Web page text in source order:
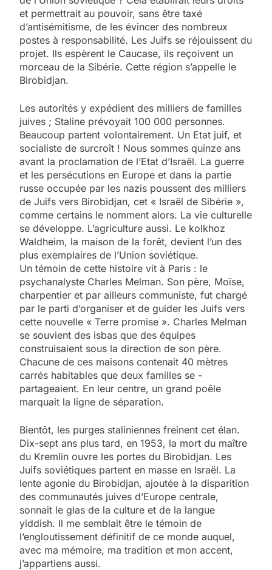
et permettrait au pouvoir, sans être taxé
d’antisémitisme, de les évincer des nombreux
postes à responsabilité. Les Juifs se ­réjouissent du
projet. Ils espèrent le Caucase, ils reçoivent un
morceau de la Sibérie. Cette région s’appelle le
Birobidjan.
Les autorités y expédient des milliers de familles
juives ; Staline prévoyait 100 000 personnes.
Beaucoup partent ­volontairement. Un Etat juif, et
socialiste de surcroît ! Nous sommes quinze ans
avant la proclamation de l’Etat d’Israël. La guerre
et les persécutions en Europe et dans la partie
russe occupée par les nazis poussent des milliers
de Juifs vers ­Birobidjan, cet « Israël de Sibérie »,
comme certains le nomment alors. La vie culturelle
se développe. L’agriculture aussi. Le kolkhoz
Waldheim, la maison de la forêt, devient l’un des
plus exemplaires de l’Union soviétique.
Un témoin de cette histoire vit à Paris : le
psychanalyste Charles Melman. Son père, Moïse,
charpentier et par ­ailleurs communiste, fut chargé
par le parti d’organiser et de guider les Juifs vers
cette nouvelle « Terre promise ». Charles ­Melman
se souvient des isbas que des équipes
construisaient sous la direction de son père.
Chacune de ces maisons contenait 40 mètres
carrés habitables que deux familles se ­
partageaient. En leur centre, un grand poêle
marquait la ligne de séparation.
Bientôt, les purges staliniennes freinent cet élan.
Dix-sept ans plus tard, en 1953, la mort du maître
du Kremlin ouvre les portes du Birobidjan. Les
Juifs soviétiques partent en masse en Israël. La
lente agonie du Birobidjan, ajoutée à la disparition
des communautés juives d’Europe centrale,
sonnait le glas de la culture et de la langue
yiddish. Il me semblait être le ­témoin de
l’engloutissement définitif de ce monde auquel,
avec ma mémoire, ma tradition et mon accent,
j’appartiens aussi.